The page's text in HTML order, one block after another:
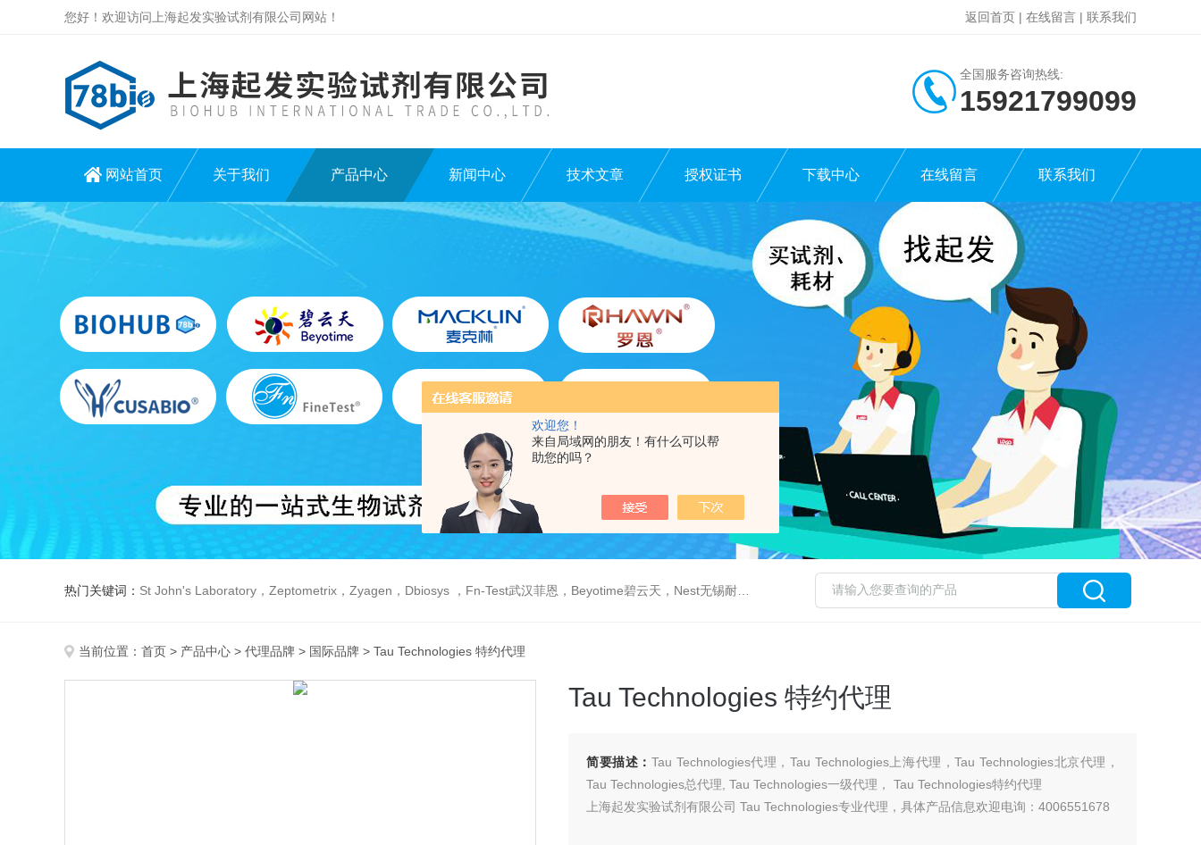
欢迎您！
来自局域网的朋友！有什么可以帮
助您的吗？
您好！欢迎访问上海起发实验试剂有限公司网站！ 返回首页 | 在线留言 | 联系我们
全国服务咨询热线:
15921799099
网站首页 关于我们 产品中心 新闻中心 技术文章 授权证书 下载中心 在线留言 联系我们
热门关键词： St John's Laboratory，Zeptometrix，Zyagen，Dbiosys ，Fn-Test武汉菲恩，Beyotime碧云天，Nest无锡耐思，Elabscience伊莱瑞特，Macklin麦克林生物，Cobioer科佰生物
当前位置： 首页 > 产品中心 > 代理品牌 > 国际品牌 > Tau Technologies 特约代理
Tau Technologies 特约代理
简要描述：Tau Technologies代理，Tau Technologies上海代理，Tau Technologies北京代理，
Tau Technologies总代理, Tau Technologies一级代理， Tau Technologies特约代理
上海起发实验试剂有限公司 Tau Technologies专业代理，具体产品信息欢迎电询：4006551678